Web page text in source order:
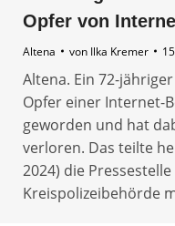
Opfer von
Altena von Ilka Kremer
Altena. Ein 72-
Opfer einer Internet-
geworden und hat
verloren. Das teilte
2024) die
Kreispolizeibehörde